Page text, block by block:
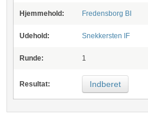
Hjemmehold: Fredensborg BI
Udehold: Snekkersten IF
Runde: 1
Resultat: Indberet